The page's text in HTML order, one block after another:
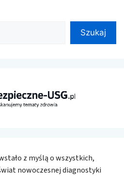
Szukaj
z myślą o wszystkich,
nowoczesnej diagnostyki